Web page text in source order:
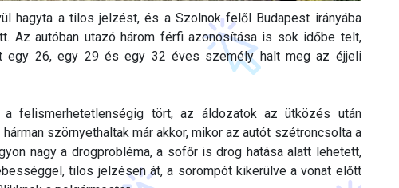
hagyta a tilos jelzést, és a Szolnok felől Budapest irányába
Az autóban utazó három férfi azonosítása is sok időbe telt,
egy 26, egy 29 és egy 32 éves személy halt meg az éjjeli
felismerhetetlenségig tört, az áldozatok az ütközés után
szörnyethaltak már akkor, mikor az autót szétroncsolta a
nagy a drogprobléma, a sofőr is drog hatása alatt lehetett,
tilos jelzésen át, a sorompót kikerülve a vonat előtt